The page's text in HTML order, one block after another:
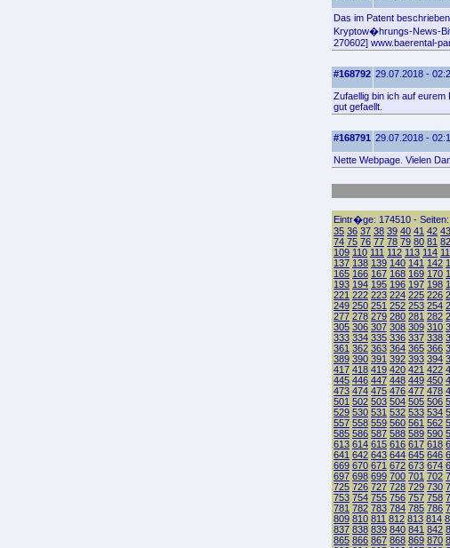
Das im Patent
Kryptow�hrungs-News-
270602] www.baerental-
#168792 29.07.2018 -
Zufaellig bin ich auf
gut gefaellt.
#168791 29.07.2018 -
Nette Webpage. Vielen
Eintr�ge: 174510 - Seiten:
35 36 37 38 39 40 41 42 43
74 75 76 77 78 79 80 81 82
109 110 111 112 113 114
137 138 139 140 141 142
165 166 167 168 169 170
193 194 195 196 197 198
221 222 223 224 225 226
249 250 251 252 253 254
277 278 279 280 281 282
305 306 307 308 309 310
333 334 335 336 337 338
361 362 363 364 365 366
389 390 391 392 393 394
417 418 419 420 421 422
445 446 447 448 449 450
473 474 475 476 477 478
501 502 503 504 505 506
529 530 531 532 533 534
557 558 559 560 561 562
585 586 587 588 589 590
613 614 615 616 617 618
641 642 643 644 645 646
669 670 671 672 673 674
697 698 699 700 701 702
725 726 727 728 729 730
753 754 755 756 757 758
781 782 783 784 785 786
809 810 811 812 813 814
837 838 839 840 841 842
865 866 867 868 869 870